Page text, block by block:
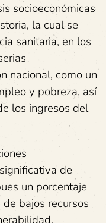
socioeconómicas
la cual se
sanitaria, en los
nacional, como un
y pobreza, así
los ingresos del
de
un porcentaje
bajos recursos